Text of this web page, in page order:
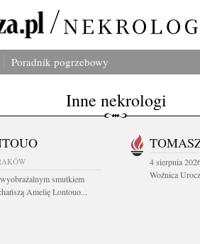
Poradnik pogrzebowy
Inne nekrologi
smutkiem
Amelię Lontouo...
4 sierpnia
Woźnica